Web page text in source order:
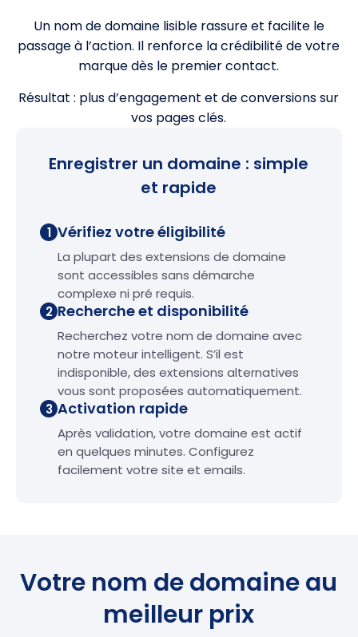
Un nom de domaine lisible rassure et facilite le
passage à l’action. Il renforce la crédibilité de votre
marque dès le premier contact.
Résultat : plus d’engagement et de conversions sur
vos pages clés.
Enregistrer un domaine : simple
et rapide
1 Vérifiez votre éligibilité
La plupart des extensions de domaine
sont accessibles sans démarche
complexe ni pré requis.
2 Recherche et disponibilité
Recherchez votre nom de domaine avec
notre moteur intelligent. S’il est
indisponible, des extensions alternatives
vous sont proposées automatiquement.
3 Activation rapide
Après validation, votre domaine est actif
en quelques minutes. Configurez
facilement votre site et emails.
Votre nom de domaine au
meilleur prix